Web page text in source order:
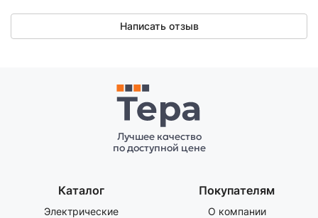
Написать отзыв
Лучшее качество
по доступной цене
Каталог
Электрические
Покупателям
О компании